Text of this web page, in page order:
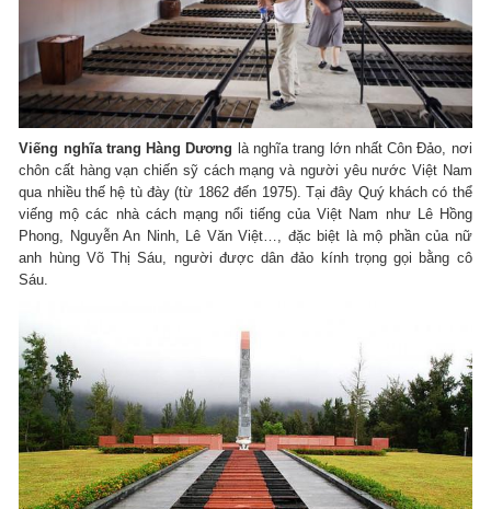
Viếng nghĩa trang Hàng Dương là nghĩa trang lớn nhất Côn Đảo, nơi
chôn cất hàng vạn chiến sỹ cách mạng và người yêu nước Việt Nam
qua nhiều thế hệ tù đày (từ 1862 đến 1975). Tại đây Quý khách có thể
viếng mộ các nhà cách mạng nổi tiếng của Việt Nam như Lê Hồng
Phong, Nguyễn An Ninh, Lê Văn Việt…, đặc biệt là mộ phần của nữ
anh hùng Võ Thị Sáu, người được dân đảo kính trọng gọi bằng cô
Sáu.